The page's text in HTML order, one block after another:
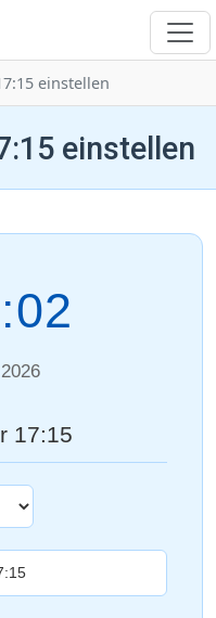
einstellen
einstellen
17:15